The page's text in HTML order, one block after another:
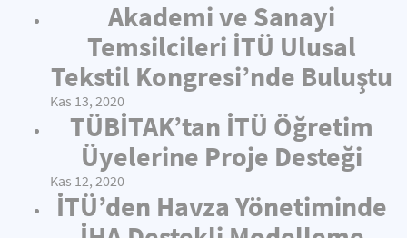
Akademi ve Sanayi
Temsilcileri İTÜ Ulusal
Tekstil Kongresi’nde Buluştu
Kas 13, 2020
TÜBİTAK’tan İTÜ Öğretim
Üyelerine Proje Desteği
Kas 12, 2020
İTÜ’den Havza Yönetiminde